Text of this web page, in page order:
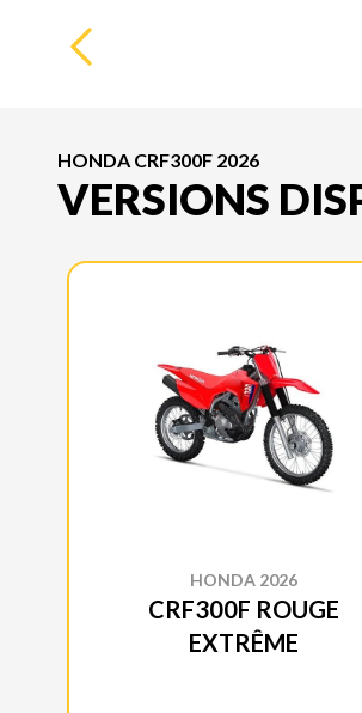
HONDA CRF300F 2026
VERSIONS
HONDA 2026
CRF300F ROUGE
EXTRÊME